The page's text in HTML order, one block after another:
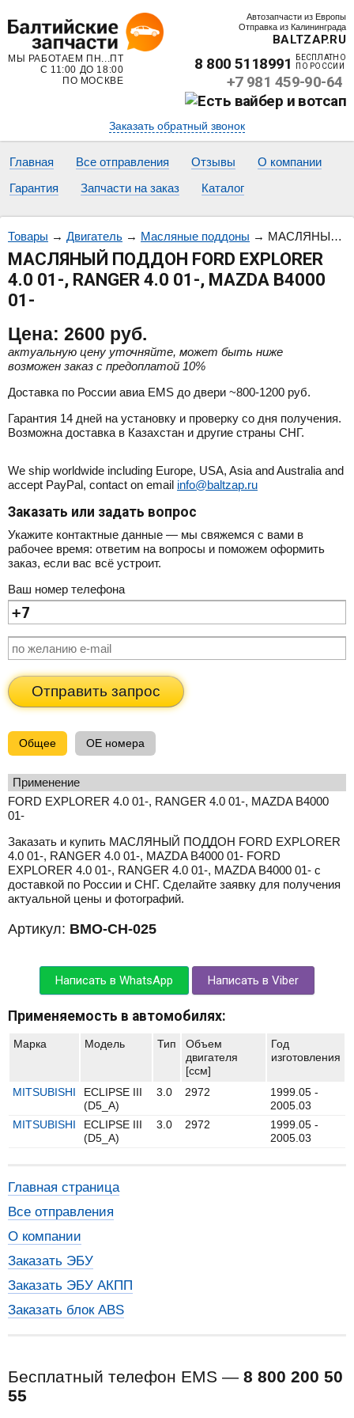
Автозапчасти из Европы
Отправка из Калининграда
BALTZAP.RU
МЫ РАБОТАЕМ ПН...ПТ
С 11:00 ДО 18:00
ПО МОСКВЕ
8 800 5118991
БЕСПЛАТНО
ПО РОССИИ
+7 981 459-90-64
Заказать обратный звонок
Главная Все отправления Отзывы
О компании
Гарантия
Запчасти на заказ Каталог
Товары → Двигатель → Масляные поддоны → МАСЛЯНЫЙ ПОДДОН FORD EXPLORER 4.0 01-, RANGER 4.0 01-, MAZDA B4000 01-
МАСЛЯНЫЙ ПОДДОН FORD EXPLORER
4.0 01-, RANGER 4.0 01-, MAZDA B4000
01-
Цена: 2600 руб.
актуальную цену уточняйте, может быть ниже
возможен заказ с предоплатой 10%
Доставка по России авиа EMS до двери ~800-1200 руб.
Гарантия 14 дней на установку и проверку со дня получения.
Возможна доставка в Казахстан и другие страны СНГ.
We ship worldwide including Europe, USA, Asia and Australia and
accept PayPal, contact on email info@baltzap.ru
Заказать или задать вопрос
Укажите контактные данные — мы свяжемся с вами в
рабочее время: ответим на вопросы и поможем оформить
заказ, если вас всё устроит.
Ваш номер телефона
Отправить запрос
Общее OE номера
применение
FORD EXPLORER 4.0 01-, RANGER 4.0 01-, MAZDA B4000
01-
Заказать и купить МАСЛЯНЫЙ ПОДДОН FORD EXPLORER
4.0 01-, RANGER 4.0 01-, MAZDA B4000 01- FORD
EXPLORER 4.0 01-, RANGER 4.0 01-, MAZDA B4000 01- с
доставкой по России и СНГ. Сделайте заявку для получения
актуальной цены и фотографий.
Артикул: BMO-CH-025
Написать в WhatsApp Написать в Viber
Применяемость в автомобилях:
Марка Модель Тип
Объем
двигателя
[ccм]
Год
изготовления
MITSUBISHI
ECLIPSE III
(D5_A)
3.0 2972
1999.05 -
2005.03
MITSUBISHI
ECLIPSE III
(D5_A)
3.0 2972
1999.05 -
2005.03
Главная страница
Все отправления
О компании
Заказать ЭБУ
Заказать ЭБУ АКПП
Заказать блок ABS
Бесплатный телефон EMS — 8 800 200 50
55